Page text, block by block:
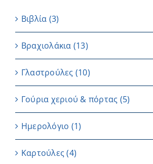
Βιβλία (3)
Βραχιολάκια (13)
Γλαστρούλες (10)
Γούρια χεριού & πόρτας (5)
Ημερολόγιο (1)
Καρτούλες (4)